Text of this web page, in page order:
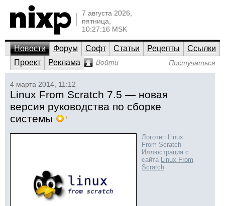
7 августа 2026,
пятница,
10:27:16 MSK
Новости Форум Софт Статьи Рецепты
Ссылки
Проект
Реклама Войти Постучаться
4 марта 2014, 11:12
Linux From Scratch 7.5 — новая
версия руководства по сборке
системы
1
Логотип Linux
From Scratch
Иллюстрация с
сайта Linux From
Scratch